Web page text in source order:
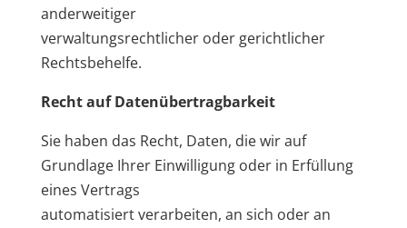
anderweitiger
verwaltungsrechtlicher oder gerichtlicher
Rechtsbehelfe.
Recht auf Datenübertragbarkeit
Sie haben das Recht, Daten, die wir auf
Grundlage Ihrer Einwilligung oder in Erfüllung
eines Vertrags
automatisiert verarbeiten, an sich oder an